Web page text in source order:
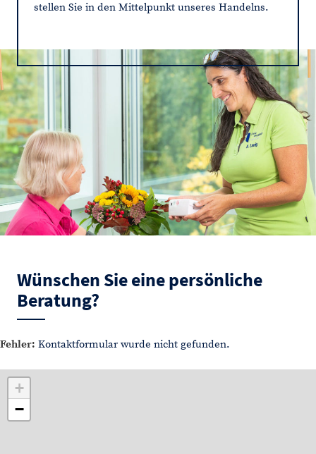
stellen Sie in den Mittelpunkt unseres Handelns.
Wünschen Sie eine persönliche
Beratung?
Fehler: Kontaktformular wurde nicht gefunden.
+
−